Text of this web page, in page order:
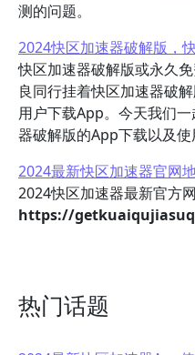
测的问题。
2024快区加速器破解版，
快区加速器破解版或永久
良同行挂着快区加速器破
用户下载App。今天我们
器破解版的App下载以及使
2024最新快区加速器官网
2024快区加速器最新官方
https://
热门话题